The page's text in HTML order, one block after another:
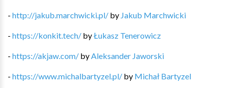
- http://jakub.marchwicki.pl/ by Jakub Marchwicki
- https://konkit.tech/ byŁukasz Tenerowicz
- https://akjaw.com/ by Aleksander Jaworski
- https://www.michalbartyzel.pl/ by Michał Bartyzel